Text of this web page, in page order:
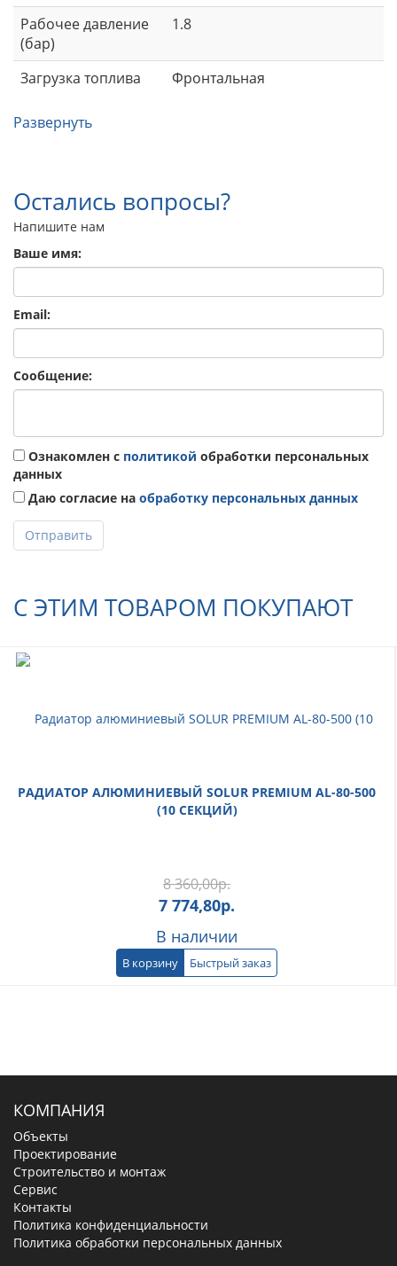
Рабочее давление
(бар)
1.8
Загрузка топлива Фронтальная
Развернуть
Остались вопросы?
Напишите нам
Ваше имя:
Email:
Сообщение:
Ознакомлен с политикой обработки персональных
данных
Даю согласие на обработку персональных данных
Отправить
С ЭТИМ ТОВАРОМ ПОКУПАЮТ
РАДИАТОР АЛЮМИНИЕВЫЙ SOLUR PREMIUM AL-80-500
(10 СЕКЦИЙ)
8 360,00р.
7 774,80р.
В наличии
В корзину Быстрый заказ
КОМПАНИЯ
Объекты
Проектирование
Строительство и монтаж
Сервис
Контакты
Политика конфиденциальности
Политика обработки персональных данных